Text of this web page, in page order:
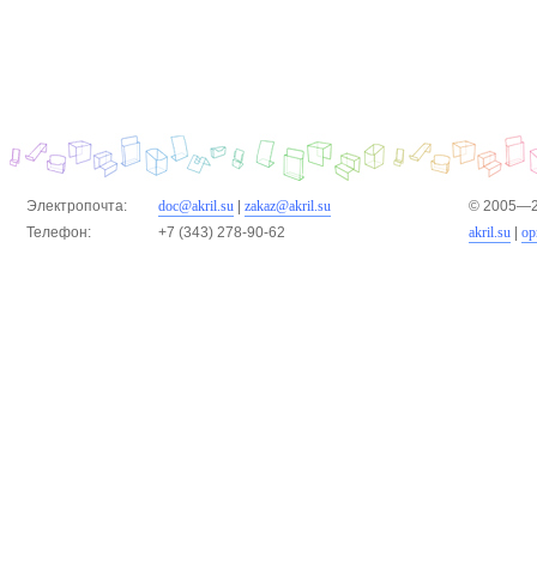
Электропочта: doc@akril.su
zakaz@akril.su
Телефон:
+7 (343) 278-90-62
©
akril.su